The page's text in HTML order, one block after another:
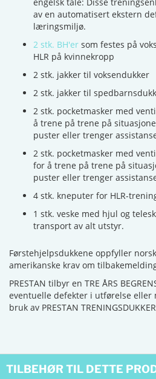
av en automatisert ekstern
læringsmiljø.
2 stk. BH'er som festes på
HLR på kvinnekropp
2 stk. jakker til voksendukker
2 stk. jakker til
2 stk. pocketmasker med
å trene på trene på
puster eller trenger
2 stk. pocketmasker med
for å trene på trene på
puster eller trenger
4 stk. kneputer for HLR-
1 stk. veske med hjul og
transport av alt utstyr.
Førstehjelpsdukkene oppfyller
amerikanske krav om
PRESTAN tilbyr en TRE ÅRS
eventuelle defekter i utførelse
bruk av PRESTAN
TILBEHØR TIL DETTE